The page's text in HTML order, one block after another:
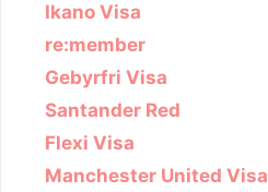
Ikano Visa
re:member
Gebyrfri Visa
Santander Red
Flexi Visa
Manchester United Visa